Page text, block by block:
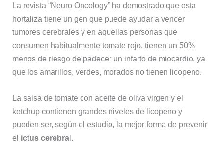
La revista “Neuro Oncology” ha demostrado que esta
hortaliza tiene un gen que puede ayudar a vencer
tumores cerebrales y en aquellas personas que
consumen habitualmente tomate rojo, tienen un 50%
menos de riesgo de padecer un infarto de miocardio, ya
que los amarillos, verdes, morados no tienen licopeno.
La salsa de tomate con aceite de oliva virgen y el
ketchup contienen grandes niveles de licopeno y
pueden ser, según el estudio, la mejor forma de prevenir
el ictus cerebral.